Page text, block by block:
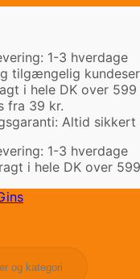
1-3 hverdage
tilgængelig
i hele DK over 599
fra 39 kr.
Altid sikkert
1-3 hverdage
i hele DK over